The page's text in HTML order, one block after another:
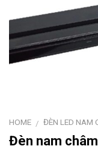
HOME / ĐÈN LED NAM
Đèn nam